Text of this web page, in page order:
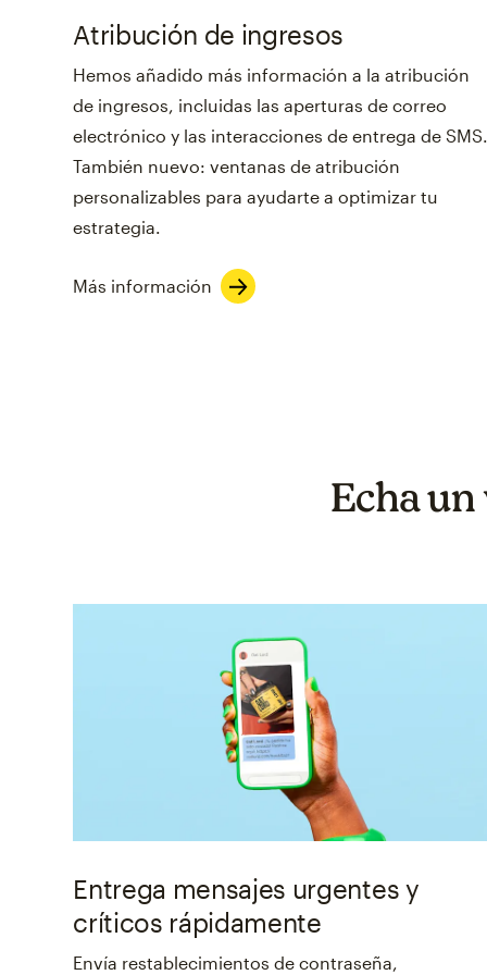
Atribución de ingresos
Hemos añadido más información a la atribución
de ingresos, incluidas las aperturas de correo
electrónico y las interacciones de entrega de
También nuevo: ventanas de atribución
personalizables para ayudarte a optimizar tu
estrategia.
Más información
Echa
Entrega mensajes urgentes y
críticos rápidamente
Envía restablecimientos de contraseña,